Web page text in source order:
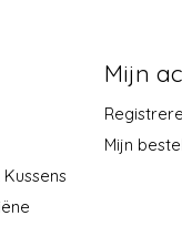
Mijn
Mijn